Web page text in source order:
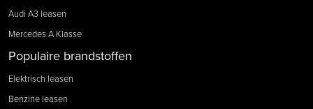
Audi A3 leasen
Mercedes A Klasse
Populaire brandstoffen
Elektrisch leasen
Benzine leasen